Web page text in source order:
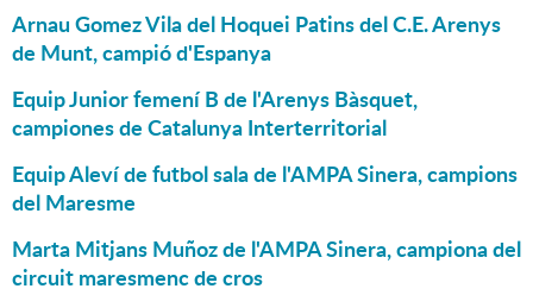
Arnau Gomez Vila del Hoquei Patins del C.E. Arenys
de Munt, campió d'Espanya
Equip Junior femení B de l'Arenys Bàsquet,
campiones de Catalunya Interterritorial
Equip Aleví de futbol sala de l'AMPA Sinera, campions
del Maresme
Marta Mitjans Muñoz de l'AMPA Sinera, campiona del
circuit maresmenc de cros